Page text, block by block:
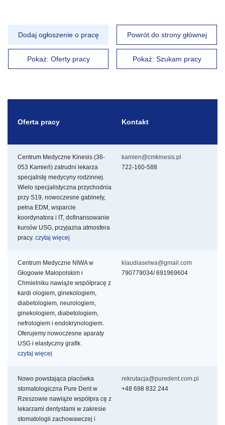
Dodaj ogłoszenie o pracę Powrót do strony głównej
Pokaż: Oferty pracy Pokaż: Szukam pracy
Oferta pracy Kontakt
Centrum Medyczne Kinesis (36-
053 Kamień) zatrudni lekarza
specjalistę medycyny rodzinnej.
Wielo specjalistyczna przychodnia
przy S19, nowoczesne gabinety,
pełna EDM, wsparcie
koordynatora i IT, dofinansowanie
kursów USG, przyjazna atmosfera
pracy. czytaj więcej
kamien@cmkinesis.pl
722-160-588
Centrum Medyczne NIWA w
Głogowie Małopolskim i
Chmielniku nawiąże współpracę z
kardi ologiem, ginekologiem,
diabetologiem, neurologiem,
ginekologiem, diabetologiem,
nefrologiem i endokrynologiem.
Oferujemy nowoczesne aparaty
USG i elastyczny grafik.
czytaj więcej
klaudiaselwa@gmail.com
790779034/ 691969604
Nowo powstająca placówka
stomatologiczna Pure Dent w
Rzeszowie nawiąże współpra cę z
lekarzami dentystami w zakresie
stomatologii zachowawczej i
rekrutacja@puredent.com.pl
+48 698 832 244